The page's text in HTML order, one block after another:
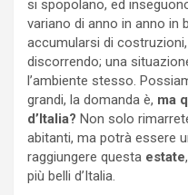
si spopolano, ed
variano di anno in anno in
accumularsi di
discorrendo; una
l’ambiente stesso.
grandi, la domanda è, ma
d’Italia? Non solo
abitanti, ma potrà essere
raggiungere questa estate
più belli d’Italia.